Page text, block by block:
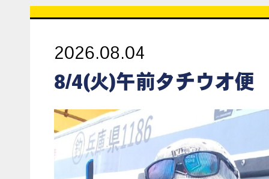
2026.08.04
8/4(火)午前タチウオ便